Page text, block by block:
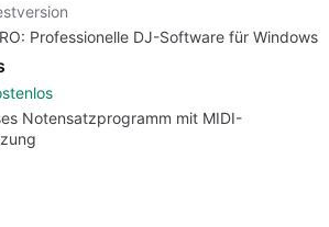
Professionelle DJ-Software für Windows
Notensatzprogramm mit MIDI-